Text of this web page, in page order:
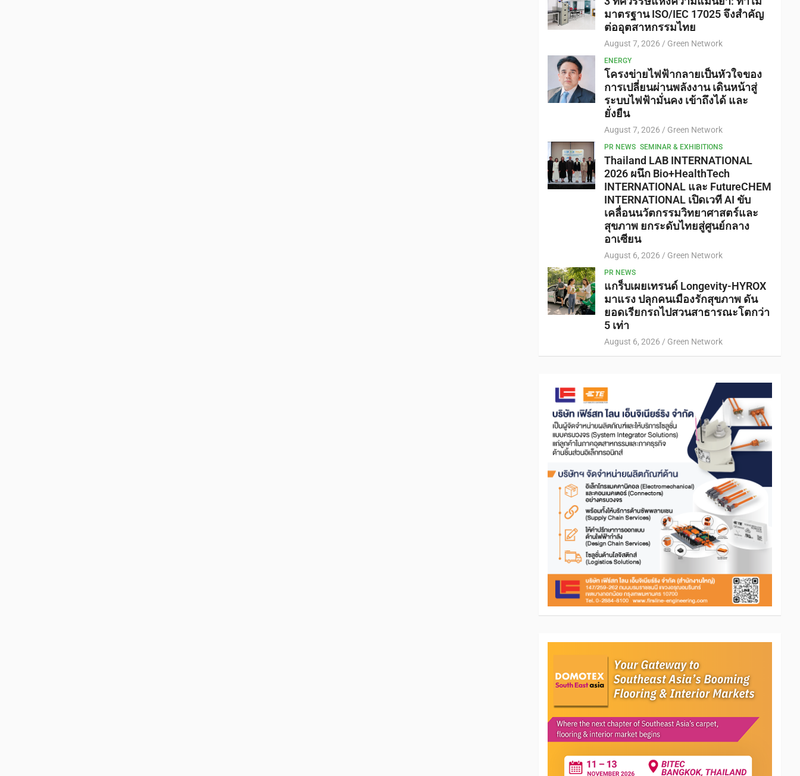
มาตรฐาน ISO/IEC 17025 จึงสำคัญ
ต่ออุตสาหกรรมไทย
August 7, 2026 Green Network
ENERGY
โครงข่ายไฟฟ้ากลายเป็นหัวใจของ
การเปลี่ยนผ่านพลังงาน เดินหน้าสู่
ระบบไฟฟ้ามั่นคง เข้าถึงได้ และ
ยั่งยืน
August 7, 2026 Green Network
PR NEWS SEMINAR & EXHIBITIONS
Thailand LAB INTERNATIONAL
2026 ผนึก Bio+HealthTech
INTERNATIONAL และ FutureCHEM
INTERNATIONAL เปิดเวที AI ขับ
เคลื่อนนวัตกรรมวิทยาศาสตร์และ
สุขภาพ ยกระดับไทยสู่ศูนย์กลาง
อาเซียน
August 6, 2026 Green Network
PR NEWS
แกร็บเผยเทรนด์ Longevity-HYROX
มาแรง ปลุกคนเมืองรักสุขภาพ ดัน
ยอดเรียกรถไปสวนสาธารณะโตกว่า
5 เท่า
August 6, 2026 Green Network